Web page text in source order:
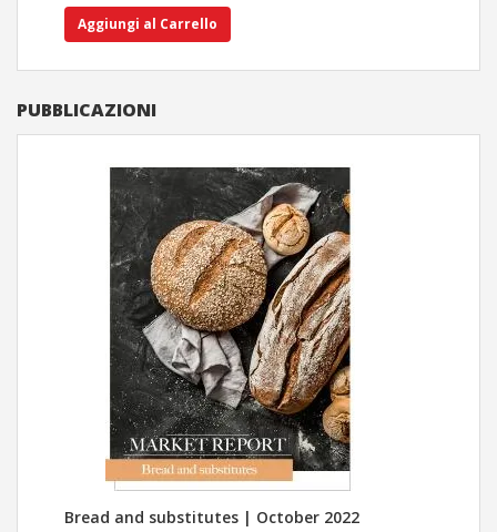
Aggiungi al Carrello
PUBBLICAZIONI
Bread and substitutes | October 2022